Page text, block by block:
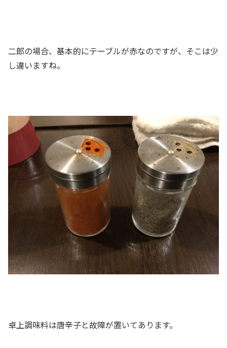
二郎の場合、基本的にテーブルが赤なのですが、そこは少
し違いますね。
卓上調味料は唐辛子と故障が置いてあります。